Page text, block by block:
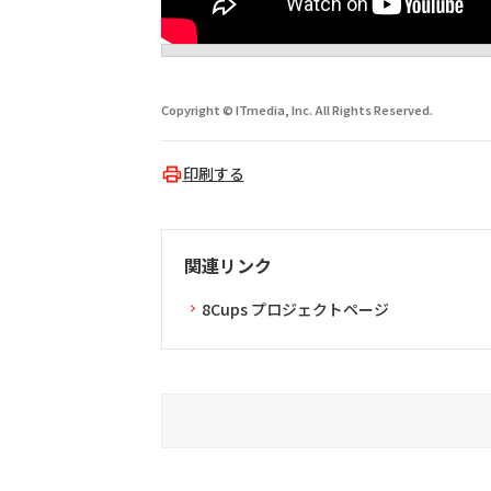
Copyright © ITmedia, Inc. All Rights Reserved.
印刷する
関連リンク
8Cups プロジェクトページ